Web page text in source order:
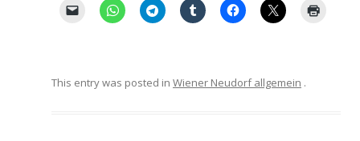
This entry was posted in Wiener Neudorf allgemein .